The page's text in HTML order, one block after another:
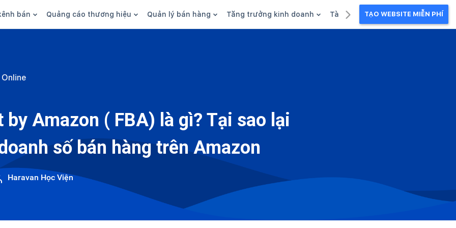
bán
social
sàn
Quảng cáo thương hiệu
Thương hiệu/Brand
Quản lý bán hàng
Tài chính
Nhân viên
Tăng trưởng kinh doanh Tài liệu kinh doanhTẠO WEBSITE MIỄN PHÍ
Online
Amazon ( FBA) là gì? Tại sao lại
số bán hàng trên Amazon
Haravan Học Viện